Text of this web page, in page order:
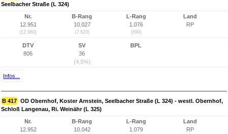
Seelbacher Straße (L 324)
Nr.
12.951
(12.960)
B-Rang
10.027
(7.623)
L-Rang
1.076
(899)
Land
RP
DTV
806
SV
36
(4,5%)
BPL
Infos...
B 417 OD Obernhof, Koster Arnstein, Seelbacher Straße (L 324) - westl. Obernhof,
Schloß Langenau, Ri. Weinähr (L 325)
Nr.
12.952
B-Rang
10.042
L-Rang
1.079
Land
RP